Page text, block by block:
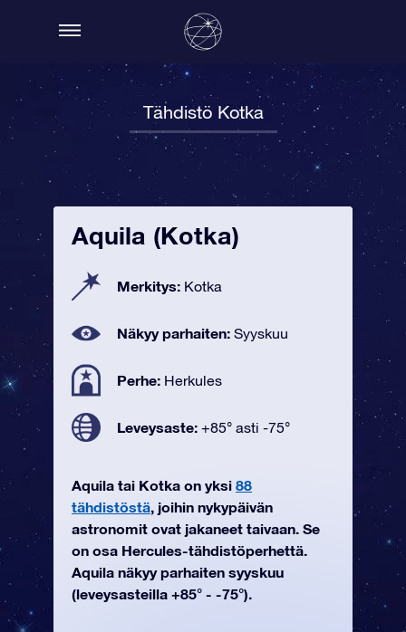
Tähdistö Kotka
Aquila (Kotka)
Merkitys: Kotka
Näkyy parhaiten: Syyskuu
Perhe: Herkules
Leveysaste: +85° asti -75°
Aquila tai Kotka on yksi 88
tähdistöstä, joihin nykypäivän
astronomit ovat jakaneet taivaan. Se
on osa Hercules-tähdistöperhettä.
Aquila näkyy parhaiten syyskuu
(leveysasteilla +85° - -75°).